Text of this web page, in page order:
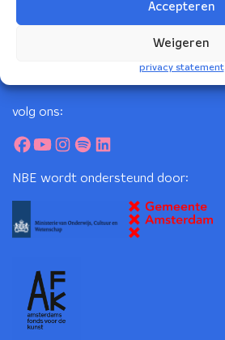
Accepteren
Weigeren
privacy statement
volg ons:
NBE wordt ondersteund door: